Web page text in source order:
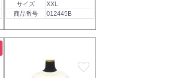
サイズ
XXL
商品番号
012445B
favorite